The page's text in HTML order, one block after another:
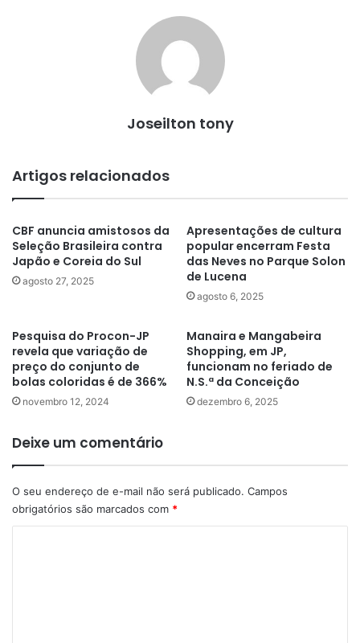
Joseilton tony
Artigos relacionados
CBF anuncia amistosos da
Seleção Brasileira contra
Japão e Coreia do Sul
agosto 27, 2025
Apresentações de cultura
popular encerram Festa
das Neves no Parque Solon
de Lucena
agosto 6, 2025
Pesquisa do Procon-JP
revela que variação de
preço do conjunto de
bolas coloridas é de 366%
novembro 12, 2024
Manaira e Mangabeira
Shopping, em JP,
funcionam no feriado de
N.S.ª da Conceição
dezembro 6, 2025
Deixe um comentário
O seu endereço de e-mail não será publicado. Campos
obrigatórios são marcados com *